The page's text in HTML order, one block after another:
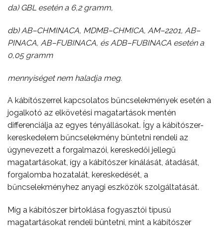
da) GBL esetén a 6,2 gramm,
db) AB–CHMINACA, MDMB–CHMICA, AM–2201, AB–
PINACA, AB–FUBINACA, és ADB–FUBINACA esetén a
0,05 gramm
mennyiséget nem haladja meg.
A kábítószerrel kapcsolatos bűncselekmények esetén a
jogalkotó az elkövetési magatartások mentén
differenciálja az egyes tényállásokat. Így a kábítószer-
kereskedelem bűncselekmény büntetni rendeli az
úgynevezett a forgalmazói, kereskedői jellegű
magatartásokat, így a kábítószer kínálását, átadását,
forgalomba hozatalát, kereskedését, a
bűncselekményhez anyagi eszközök szolgáltatását.
Míg a kábítószer birtoklása fogyasztói típusú
magatartásokat rendeli büntetni, mint a kábítószer